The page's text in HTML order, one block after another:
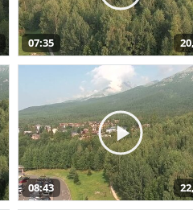
07:35
08:43